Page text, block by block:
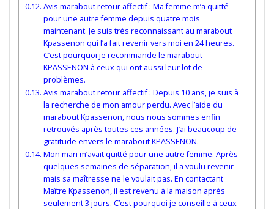
Avis marabout retour affectif : Ma femme m’a quitté
pour une autre femme depuis quatre mois
maintenant. Je suis très reconnaissant au marabout
Kpassenon qui l’a fait revenir vers moi en 24 heures.
C’est pourquoi je recommande le marabout
KPASSENON à ceux qui ont aussi leur lot de
problèmes.
Avis marabout retour affectif : Depuis 10 ans, je suis à
la recherche de mon amour perdu. Avec l’aide du
marabout Kpassenon, nous nous sommes enfin
retrouvés après toutes ces années. J’ai beaucoup de
gratitude envers le marabout KPASSENON.
Mon mari m’avait quitté pour une autre femme. Après
quelques semaines de séparation, il a voulu revenir
mais sa maîtresse ne le voulait pas. En contactant
Maître Kpassenon, il est revenu à la maison après
seulement 3 jours. C’est pourquoi je conseille à ceux